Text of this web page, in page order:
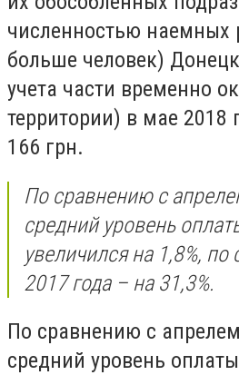
численностью наемных
больше человек)
учета части временно
территории) в мае 2018
166 грн.
По сравнению с
средний уровень
увеличился на 1,8%,
2017 года – на 31,3%.
По сравнению с
средний уровень